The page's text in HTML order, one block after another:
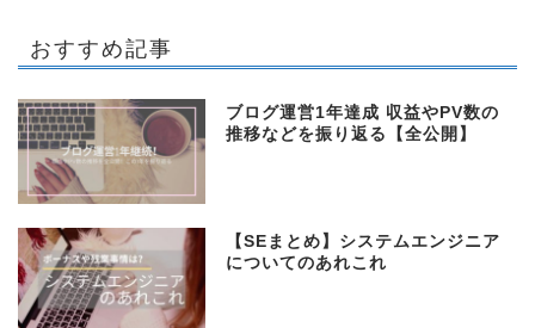
おすすめ記事
ブログ運営1年達成 収益やPV数の
推移などを振り返る【全公開】
【SEまとめ】システムエンジニア
についてのあれこれ